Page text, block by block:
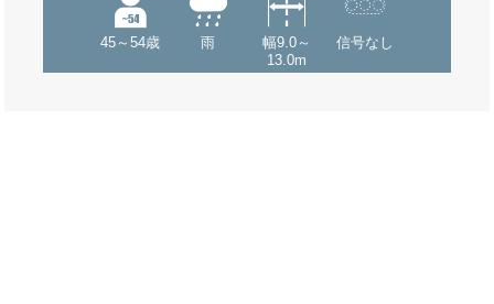
45～54歳 雨
幅9.0～
13.0m
信号なし